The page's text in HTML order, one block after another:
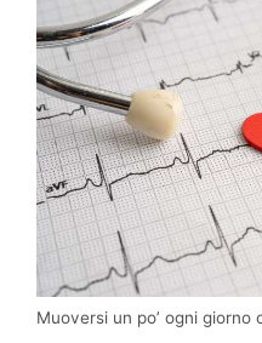
Muoversi un po’ ogni